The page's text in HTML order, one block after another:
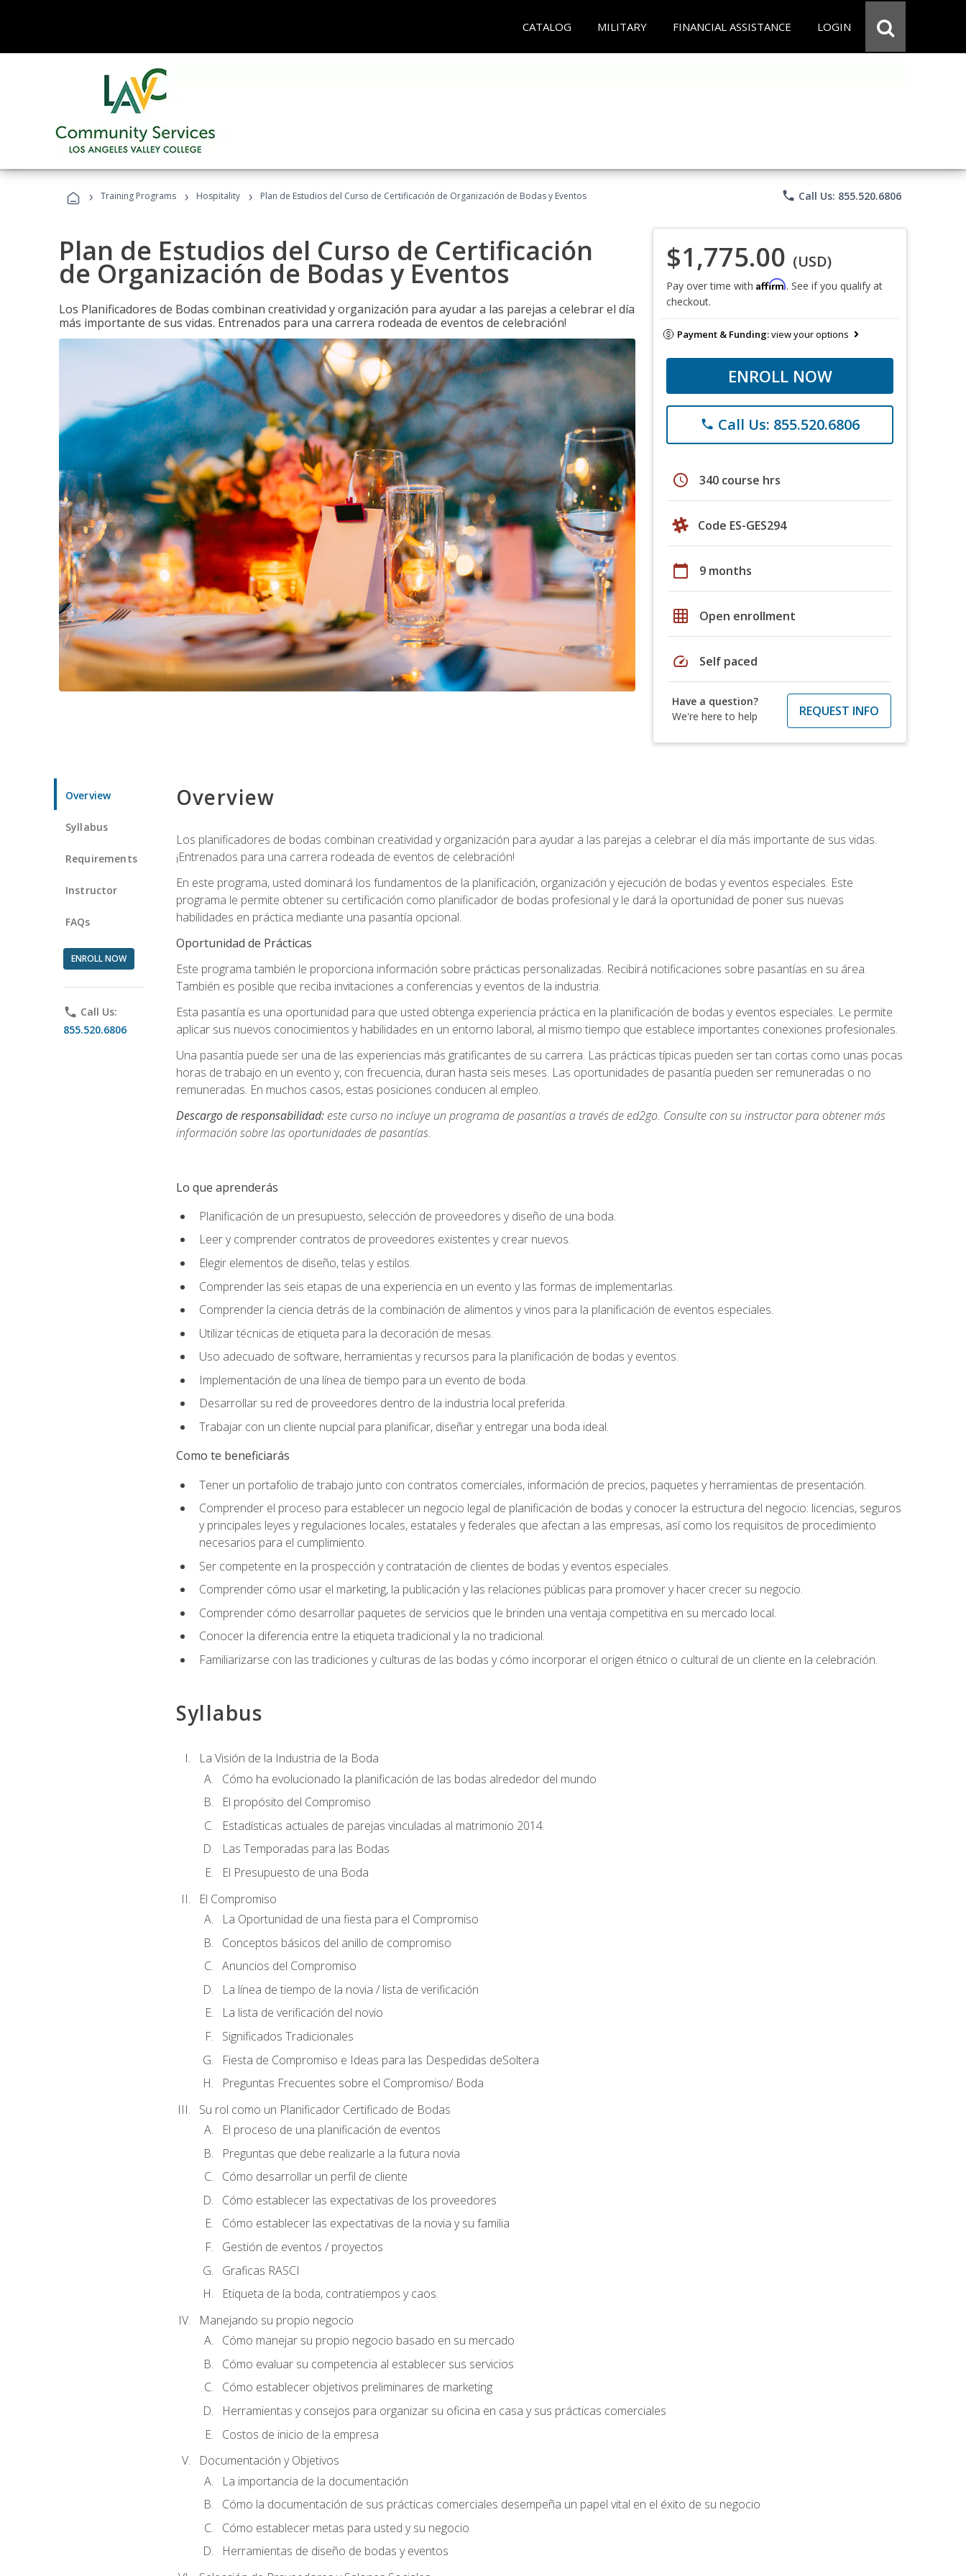
CATALOG MILITARY FINANCIAL ASSISTANCE LOGIN
› Training Programs › Hospitality › Plan de Estudios del Curso de Certificación de Organización de Bodas y Eventos phone Call Us: 855.520.6806
Plan de Estudios del Curso de Certificación
de Organización de Bodas y Eventos
Los Planificadores de Bodas combinan creatividad y organización para ayudar a las parejas a celebrar el día
más importante de sus vidas. Entrenados para una carrera rodeada de eventos de celebración!
$1,775.00 (USD)
Pay over time with Affirm. See if you qualify at
checkout.
Payment & Funding:view your options
ENROLL NOW
phone Call Us: 855.520.6806
schedule 340 course hrs
Code ES-GES294
calendar_today 9 months
grid_on Open enrollment
speed Self paced
Have a question?
We're here to help
REQUEST INFO
Overview
Syllabus
Requirements
Instructor
FAQs
ENROLL NOW
phone Call Us:
855.520.6806
Overview
Los planificadores de bodas combinan creatividad y organización para ayudar a las parejas a celebrar el día más importante de sus vidas.
¡Entrenados para una carrera rodeada de eventos de celebración!
En este programa, usted dominará los fundamentos de la planificación, organización y ejecución de bodas y eventos especiales. Este
programa le permite obtener su certificación como planificador de bodas profesional y le dará la oportunidad de poner sus nuevas
habilidades en práctica mediante una pasantía opcional.
Oportunidad de Prácticas
Este programa también le proporciona información sobre prácticas personalizadas. Recibirá notificaciones sobre pasantías en su área.
También es posible que reciba invitaciones a conferencias y eventos de la industria.
Esta pasantía es una oportunidad para que usted obtenga experiencia práctica en la planificación de bodas y eventos especiales. Le permite
aplicar sus nuevos conocimientos y habilidades en un entorno laboral, al mismo tiempo que establece importantes conexiones profesionales.
Una pasantía puede ser una de las experiencias más gratificantes de su carrera. Las prácticas típicas pueden ser tan cortas como unas pocas
horas de trabajo en un evento y, con frecuencia, duran hasta seis meses. Las oportunidades de pasantía pueden ser remuneradas o no
remuneradas. En muchos casos, estas posiciones conducen al empleo.
Descargo de responsabilidad:este curso no incluye un programa de pasantías a través de ed2go. Consulte con su instructor para obtener más
información sobre las oportunidades de pasantías.
Lo que aprenderás
Planificación de un presupuesto, selección de proveedores y diseño de una boda.
Leer y comprender contratos de proveedores existentes y crear nuevos.
Elegir elementos de diseño, telas y estilos.
Comprender las seis etapas de una experiencia en un evento y las formas de implementarlas.
Comprender la ciencia detrás de la combinación de alimentos y vinos para la planificación de eventos especiales.
Utilizar técnicas de etiqueta para la decoración de mesas.
Uso adecuado de software, herramientas y recursos para la planificación de bodas y eventos.
Implementación de una línea de tiempo para un evento de boda.
Desarrollar su red de proveedores dentro de la industria local preferida.
Trabajar con un cliente nupcial para planificar, diseñar y entregar una boda ideal.
Como te beneficiarás
Tener un portafolio de trabajo junto con contratos comerciales, información de precios, paquetes y herramientas de presentación.
Comprender el proceso para establecer un negocio legal de planificación de bodas y conocer la estructura del negocio: licencias, seguros
y principales leyes y regulaciones locales, estatales y federales que afectan a las empresas, así como los requisitos de procedimiento
necesarios para el cumplimiento.
Ser competente en la prospección y contratación de clientes de bodas y eventos especiales.
Comprender cómo usar el marketing, la publicación y las relaciones públicas para promover y hacer crecer su negocio.
Comprender cómo desarrollar paquetes de servicios que le brinden una ventaja competitiva en su mercado local.
Conocer la diferencia entre la etiqueta tradicional y la no tradicional.
Familiarizarse con las tradiciones y culturas de las bodas y cómo incorporar el origen étnico o cultural de un cliente en la celebración.
Syllabus
La Visión de la Industria de la Boda
Cómo ha evolucionado la planificación de las bodas alrededor del mundo
El propósito del Compromiso
Estadísticas actuales de parejas vinculadas al matrimonio 2014.
Las Temporadas para las Bodas
El Presupuesto de una Boda
El Compromiso
La Oportunidad de una fiesta para el Compromiso
Conceptos básicos del anillo de compromiso
Anuncios del Compromiso
La línea de tiempo de la novia / lista de verificación
La lista de verificación del novio
Significados Tradicionales
Fiesta de Compromiso e Ideas para las Despedidas deSoltera
Preguntas Frecuentes sobre el Compromiso/ Boda
Su rol como un Planificador Certificado de Bodas
El proceso de una planificación de eventos
Preguntas que debe realizarle a la futura novia
Cómo desarrollar un perfil de cliente
Cómo establecer las expectativas de los proveedores
Cómo establecer las expectativas de la novia y su familia
Gestión de eventos / proyectos
Graficas RASCI
Etiqueta de la boda, contratiempos y caos.
Manejando su propio negocio
Cómo manejar su propio negocio basado en su mercado
Cómo evaluar su competencia al establecer sus servicios
Cómo establecer objetivos preliminares de marketing
Herramientas y consejos para organizar su oficina en casa y sus prácticas comerciales
Costos de inicio de la empresa
Documentación y Objetivos
La importancia de la documentación
Cómo la documentación de sus prácticas comerciales desempeña un papel vital en el éxito de su negocio
Cómo establecer metas para usted y su negocio
Herramientas de diseño de bodas y eventos